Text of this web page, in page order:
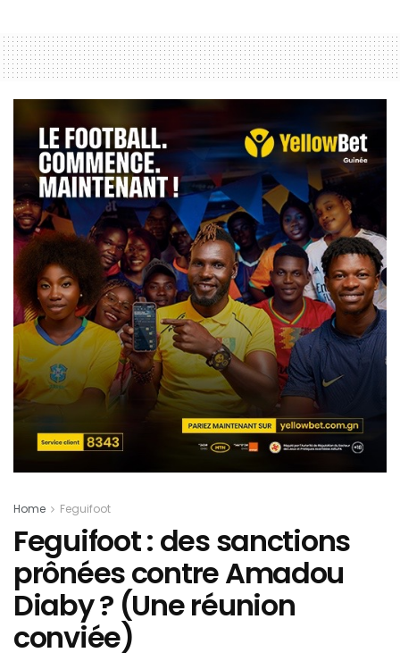
Home Feguifoot
Feguifoot : des sanctions
prônées contre Amadou
Diaby ? (Une réunion
conviée)